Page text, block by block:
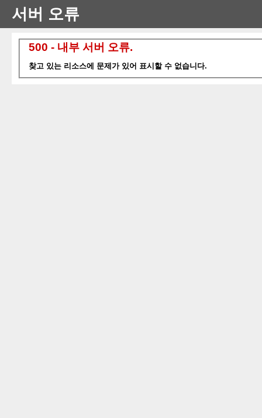
서버 오류
500 - 내부 서버 오류.
찾고 있는 리소스에 문제가 있어 표시할 수 없습니다.